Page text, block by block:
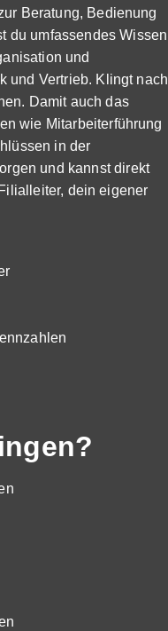
Beratung, Bedienung
du umfassendes Wissen
und
und Vertrieb. Klingt nach
Damit auch das
wie Mitarbeiterführung
in der
und kannst direkt
dein eigener